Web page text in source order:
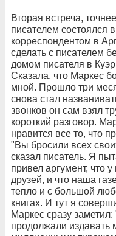
Вторая встреча,
писателем состоялся
корреспондентом в
сделать с писателем
домом писателя в
Сказала, что Маркес
мной. Прошло три
снова стал
звонков он сам взял
короткий разговор.
нравится все то, что
"Вы бросили всех
сказал писатель. Я
привел аргумент, что
друзей, и что наша
тепло и с большой
книгах. И тут я
Маркес сразу
продолжали издавать